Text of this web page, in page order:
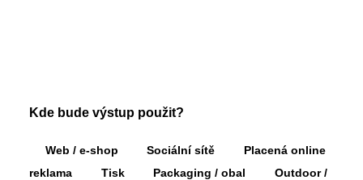
Kde bude výstup použit?
Web / e-shop Sociální sítě
Placená online
reklama
Tisk Packaging / obal
Outdoor /